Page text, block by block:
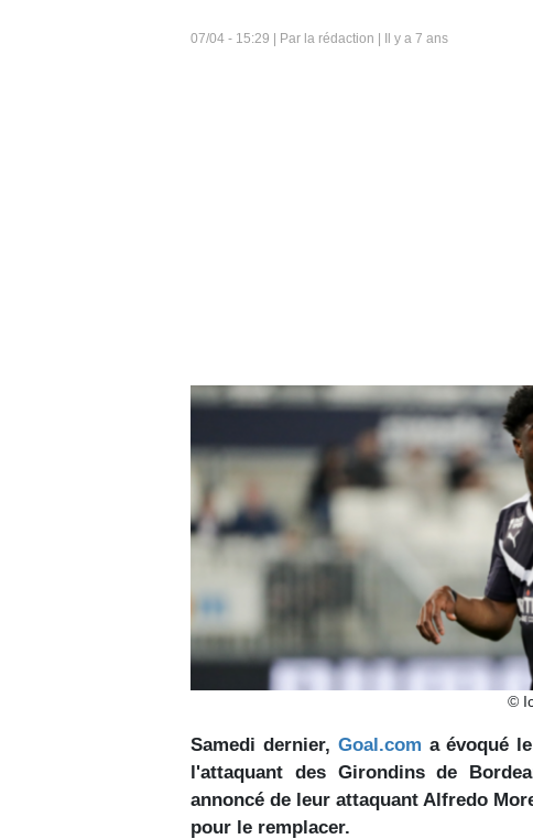
07/04 - 15:29 | Par la rédaction | Il y a 7 ans
©
Samedi dernier, Goal.com a évoqué
l'attaquant des Girondins de
annoncé de leur attaquant Alfredo
pour le remplacer.